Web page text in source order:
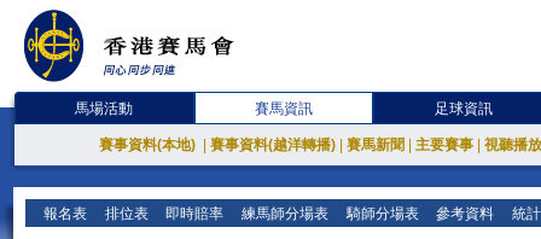
馬場活動 賽馬資訊 足球資訊
賽事資料(本地) 賽事資料(越洋轉播) 賽馬新聞 主要賽事 視聽播
報名表 排位表 即時賠率 練馬師分場表 騎師分場表 參考資料 統